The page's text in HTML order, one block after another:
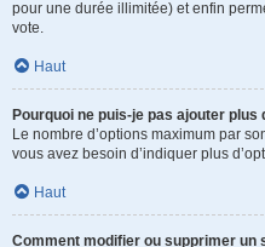
pour une durée illimitée) et enfin
vote.
Haut
Pourquoi ne puis-je pas ajouter plus
Le nombre d’options maximum par
vous avez besoin d’indiquer plus
Haut
Comment modifier ou supprimer un